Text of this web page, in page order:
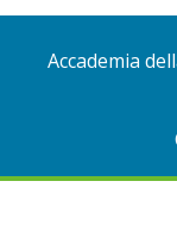
Accademia